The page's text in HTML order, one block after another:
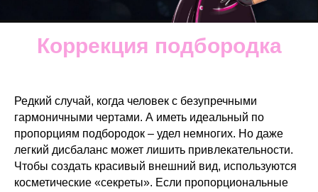
Коррекция подбородка
Редкий случай, когда человек с безупречными
гармоничными чертами. А иметь идеальный по
пропорциям подбородок – удел немногих. Но даже
легкий дисбаланс может лишить привлекательности.
Чтобы создать красивый внешний вид, используются
косметические «секреты». Если пропорциональные